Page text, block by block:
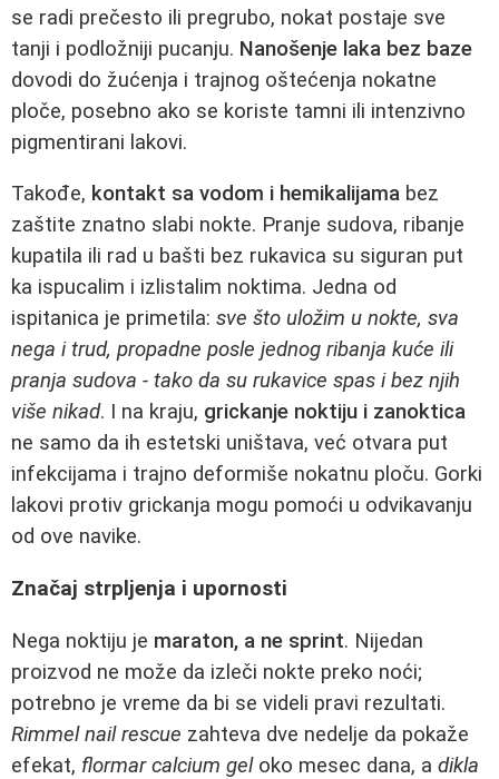
se radi prečesto ili pregrubo, nokat postaje sve
tanji i podložniji pucanju. Nanošenje laka bez baze
dovodi do žućenja i trajnog oštećenja nokatne
ploče, posebno ako se koriste tamni ili intenzivno
pigmentirani lakovi.
Takođe, kontakt sa vodom i hemikalijama bez
zaštite znatno slabi nokte. Pranje sudova, ribanje
kupatila ili rad u bašti bez rukavica su siguran put
ka ispucalim i izlistalim noktima. Jedna od
ispitanica je primetila: sve što uložim u nokte, sva
nega i trud, propadne posle jednog ribanja kuće ili
pranja sudova - tako da su rukavice spas i bez njih
više nikad. I na kraju, grickanje noktiju i zanoktica
ne samo da ih estetski uništava, već otvara put
infekcijama i trajno deformiše nokatnu ploču. Gorki
lakovi protiv grickanja mogu pomoći u odvikavanju
od ove navike.
Značaj strpljenja i upornosti
Nega noktiju je maraton, a ne sprint. Nijedan
proizvod ne može da izleči nokte preko noći;
potrebno je vreme da bi se videli pravi rezultati.
Rimmel nail rescue zahteva dve nedelje da pokaže
efekat, flormar calcium geloko mesec dana, a dikla